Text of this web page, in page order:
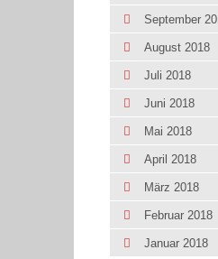
September
August 2018
Juli 2018
Juni 2018
Mai 2018
April 2018
März 2018
Februar 2018
Januar 2018